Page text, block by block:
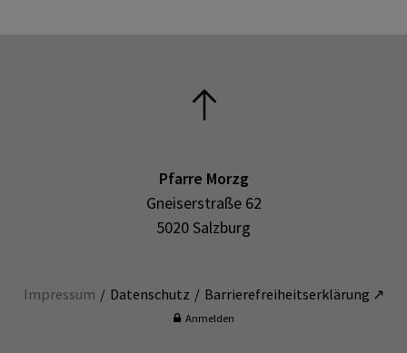
Pfarre Morzg
Gneiserstraße 62
5020 Salzburg
Impressum Datenschutz Barrierefreiheitserklärung ↗
Anmelden